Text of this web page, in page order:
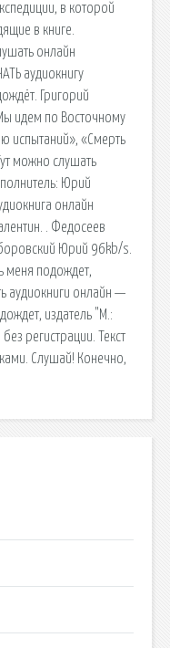
в которой
в книге.
онлайн
аудиокнигу
Григорий
идем по Восточному
испытаний», «Смерть
можно слушать
Юрий
онлайн
. Федосеев
Юрий 96kb/s.
меня подождет,
аудиокниги онлайн —
издатель "М.:
регистрации. Текст
Слушай! Конечно,